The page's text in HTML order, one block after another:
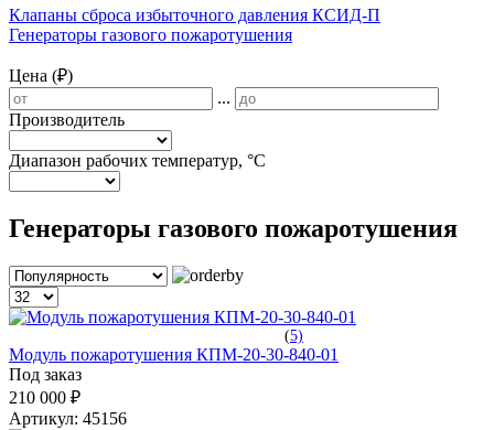
Клапаны сброса избыточного давления КСИД-П
Генераторы газового пожаротушения
Цена (₽)
...
Производитель
Диапазон рабочих температур, °С
Генераторы газового пожаротушения
(5)
Модуль пожаротушения КПМ-20-30-840-01
Под заказ
210 000 ₽
Артикул: 45156